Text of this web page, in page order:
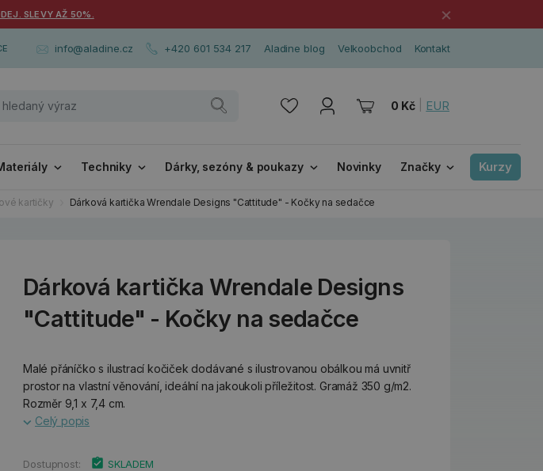
SLEVY AŽ 50%. ×
info@aladine.cz +420 601 534 217 Aladine blog Velkoobchod Kontakt
0 Kč EUR
Techniky Dárky, sezóny & poukazy Novinky Značky Kurzy
kartičky Dárková kartička Wrendale Designs "Cattitude" - Kočky na sedačce
Dárková kartička Wrendale Designs
"Cattitude" - Kočky na sedačce
Malé přáníčko s ilustrací kočiček dodávané s ilustrovanou obálkou má uvnitř
prostor na vlastní věnování, ideální na jakoukoli příležitost. Gramáž 350 g/m2.
Rozměr 9,1 x 7,4 cm.
Celý popis
Dostupnost: SKLADEM